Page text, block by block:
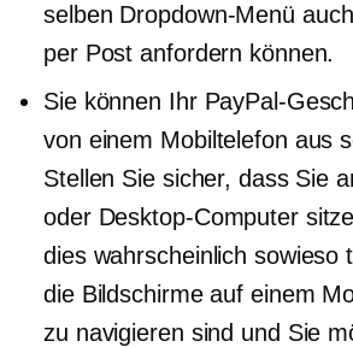
selben Dropdown-Menü
per Post anfordern können.
Sie können Ihr PayPal-
von einem Mobiltelefon aus
Stellen Sie sicher, dass Sie
oder Desktop-Computer
dies wahrscheinlich sowieso
die Bildschirme auf einem
zu navigieren sind und Sie